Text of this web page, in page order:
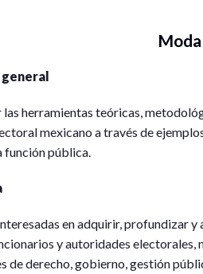
herramientas teóricas,
mexicano a través de
función pública.
en adquirir, profundizar
y autoridades
de derecho, gobierno, gestión